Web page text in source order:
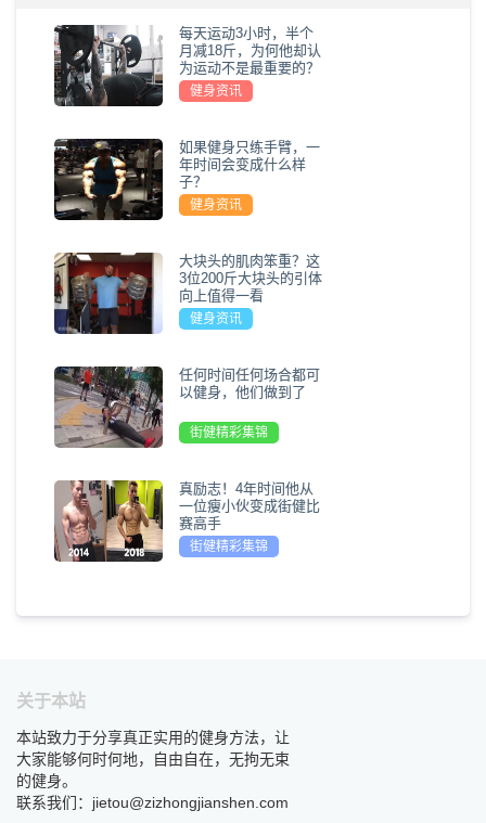
每天运动3小时，半个
月减18斤，为何他却认
为运动不是最重要的？
健身资讯
如果健身只练手臂，一
年时间会变成什么样
子？
健身资讯
大块头的肌肉笨重？这
3位200斤大块头的引体
向上值得一看
健身资讯
任何时间任何场合都可
以健身，他们做到了
街健精彩集锦
真励志！4年时间他从
一位瘦小伙变成街健比
赛高手
街健精彩集锦
关于本站
本站致力于分享真正实用的健身方法，让
大家能够何时何地，自由自在，无拘无束
的健身。
联系我们：jietou@zizhongjianshen.com